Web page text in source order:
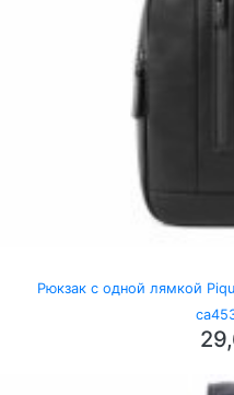
Рюкзак с одной лямкой